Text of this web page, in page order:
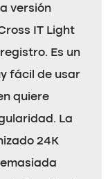
versión
IT Light
Es un
fácil de usar
quiere
La
24K